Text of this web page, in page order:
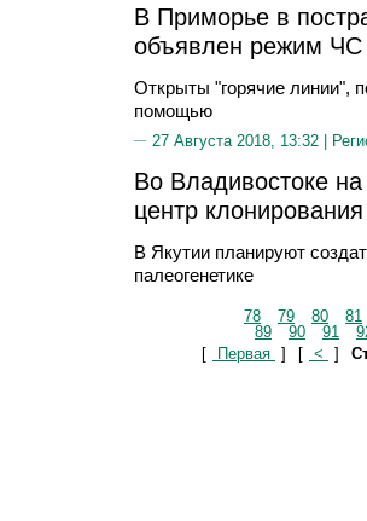
В Приморье в
объявлен режим ЧС
Открыты "горячие линии",
помощью
27 Августа 2018, 13:32 |
Во Владивостоке
центр
В Якутии планируют
палеогенетике
78 79 80
81
89
90 91
[
Первая ] [ < ]